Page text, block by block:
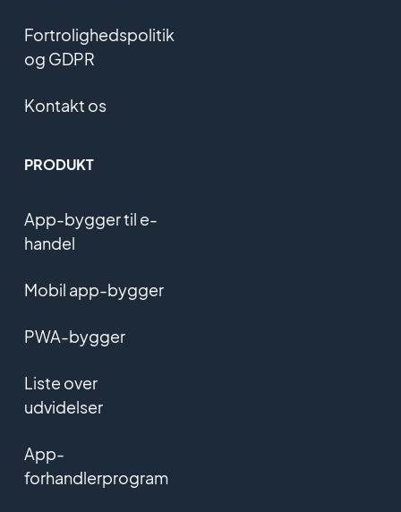
Fortrolighedspolitik
og GDPR
Kontakt os
PRODUKT
App-bygger til e-
handel
Mobil app-bygger
PWA-bygger
Liste over
udvidelser
App-
forhandlerprogram